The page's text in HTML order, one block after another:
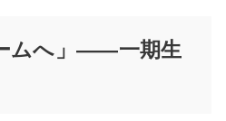
ムへ」――一期生